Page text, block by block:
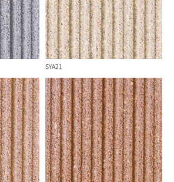
SYA21